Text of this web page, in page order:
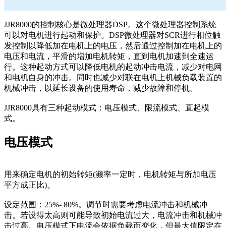
JJR8000的控制核心是微处理器DSP。这个微处理器控制系统
可以对电机进行起动和保护。DSP微处理器对SCR进行相位触
发控制以降低加在电机上的电压，然后通过控制加在电机上的
电压和电流，平滑的增加电机转矩，直到电机加速到全速运
行。这种起动方式可以降低电机的起动冲击电流，减少对电网
和电机自身的冲击。同时也减少对联在电机上机械负载装置的
机械冲击，以延长设备的使用寿命，减少故障和停机。
JJR8000具有三种起动模式：电压模式、限流模式、直起模
式。
电压模式
用来确定电机的初始转矩(濒率一定时，电机转矩与所加电压
平方成正比)。
设定范围：25%- 80%。调节时需要考虑电流冲击和机械冲
击。若设得太高则可能导致初始电流过大，电流冲击和机械冲
击过高。电压模式下电流会依据负载而变化，但最大值限定在